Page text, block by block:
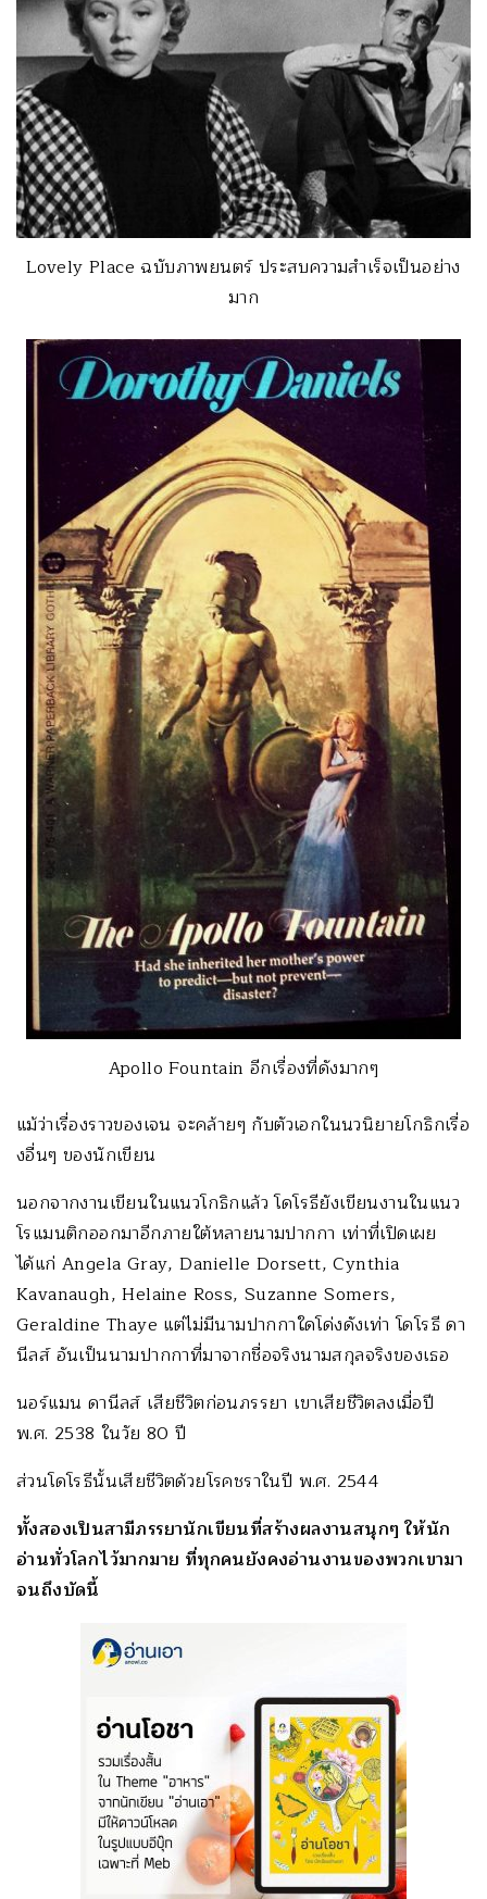
Lovely Place ฉบับภาพยนตร์ ประสบความสำเร็จเป็นอย่าง
มาก
Apollo Fountain อีกเรื่องที่ดังมากๆ
แม้ว่าเรื่องราวของเจน จะคล้ายๆ กับตัวเอกในนวนิยายโกธิกเรื่อ
งอื่นๆ ของนักเขียน
นอกจากงานเขียนในแนวโกธิกแล้ว โดโรธียังเขียนงานในแนว
โรแมนติกออกมาอีกภายใต้หลายนามปากกา เท่าที่เปิดเผย
ได้แก่ Angela Gray, Danielle Dorsett, Cynthia
Kavanaugh, Helaine Ross, Suzanne Somers,
Geraldine Thaye แต่ไม่มีนามปากกาใดโด่งดังเท่า โดโรธี ดา
นีลส์ อันเป็นนามปากกาที่มาจากชื่อจริงนามสกุลจริงของเธอ
นอร์แมน ดานีลส์ เสียชีวิตก่อนภรรยา เขาเสียชีวิตลงเมื่อปี
พ.ศ. 2538 ในวัย 80 ปี
ส่วนโดโรธีนั้นเสียชีวิตด้วยโรคชราในปี พ.ศ. 2544
ทั้งสองเป็นสามีภรรยานักเขียนที่สร้างผลงานสนุกๆ ให้นัก
อ่านทั่วโลกไว้มากมาย ที่ทุกคนยังคงอ่านงานของพวกเขามา
จนถึงบัดนี้